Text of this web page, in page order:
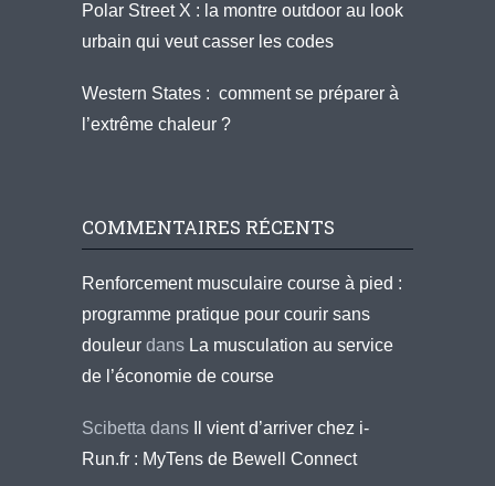
Polar Street X : la montre outdoor au look
urbain qui veut casser les codes
Western States : comment se préparer à
l’extrême chaleur ?
COMMENTAIRES RÉCENTS
Renforcement musculaire course à pied :
programme pratique pour courir sans
douleur dans La musculation au service
de l’économie de course
Scibetta dans
Il vient d’arriver chez i-
Run.fr : MyTens de Bewell Connect